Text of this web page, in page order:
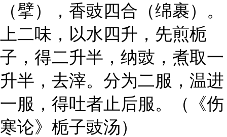
（擘），香豉四合（绵裹）。
上二味，以水四升，先煎栀
子，得二升半，纳豉，煮取一
升半，去滓。分为二服，温进
一服，得吐者止后服。（《伤
寒论》栀子豉汤）